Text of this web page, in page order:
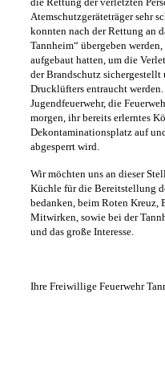
Atemschutzgeräteträger sehr
konnten nach der Rettung an
Tannheim“ übergeben
aufgebaut hatten, um die
der Brandschutz sichergestellt
Drucklüfters entraucht werden.
Jugendfeuerwehr, die
morgen, ihr bereits erlerntes
Dekontaminationsplatz auf
abgesperrt wird.
Wir möchten uns an dieser
Küchle für die Bereitstellung
bedanken, beim Roten Kreuz,
Mitwirken, sowie bei der
und das große Interesse.
Ihre Freiwillige Feuerwehr